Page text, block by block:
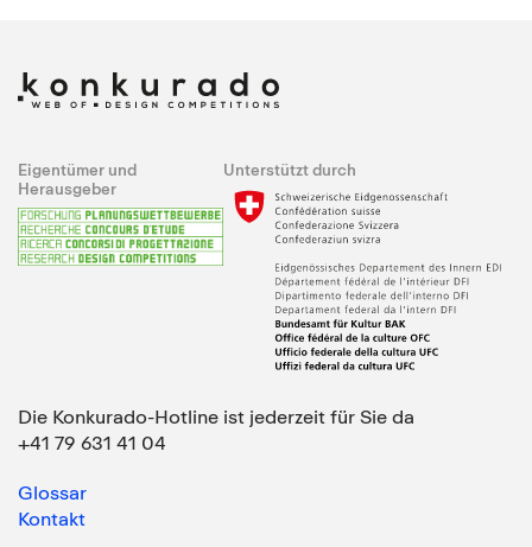
Eigentümer und
Herausgeber
Unterstützt durch
Die Konkurado-Hotline ist jederzeit für Sie da
+41 79 631 41 04
Glossar
Kontakt